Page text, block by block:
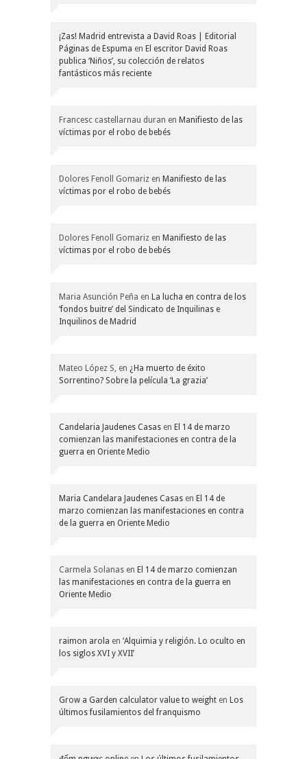
¡Zas! Madrid entrevista a David Roas | Editorial
Páginas de Espuma en El escritor David Roas
publica ‘Niños’, su colección de relatos
fantásticos más reciente
Francesc castellarnau duran en Manifiesto de las
víctimas por el robo de bebés
Dolores Fenoll Gomariz en Manifiesto de las
víctimas por el robo de bebés
Dolores Fenoll Gomariz en Manifiesto de las
víctimas por el robo de bebés
Maria Asunción Peña en La lucha en contra de los
‘fondos buitre’ del Sindicato de Inquilinas e
Inquilinos de Madrid
Mateo López S, en ¿Ha muerto de éxito
Sorrentino? Sobre la película ‘La grazia’
Candelaria Jaudenes Casas en El 14 de marzo
comienzan las manifestaciones en contra de la
guerra en Oriente Medio
Maria Candelara Jaudenes Casas en El 14 de
marzo comienzan las manifestaciones en contra
de la guerra en Oriente Medio
Carmela Solanas en El 14 de marzo comienzan
las manifestaciones en contra de la guerra en
Oriente Medio
raimon arola en ‘Alquimia y religión. Lo oculto en
los siglos XVI y XVII’
Grow a Garden calculator value to weight en Los
últimos fusilamientos del franquismo